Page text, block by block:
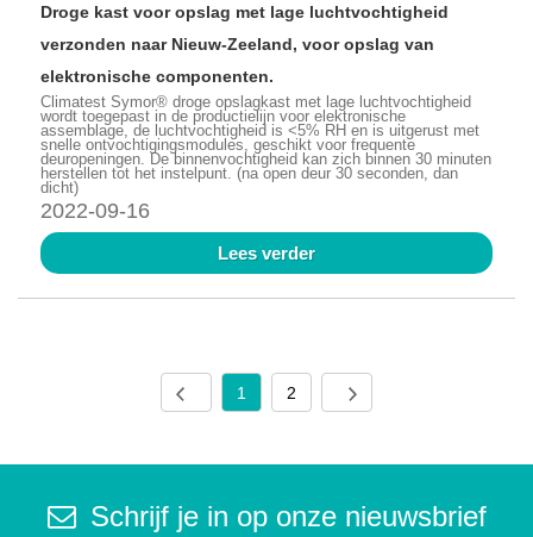
Droge kast voor opslag met lage luchtvochtigheid
verzonden naar Nieuw-Zeeland, voor opslag van
elektronische componenten.
Climatest Symor® droge opslagkast met lage luchtvochtigheid
wordt toegepast in de productielijn voor elektronische
assemblage, de luchtvochtigheid is <5% RH en is uitgerust met
snelle ontvochtigingsmodules, geschikt voor frequente
deuropeningen. De binnenvochtigheid kan zich binnen 30 minuten
herstellen tot het instelpunt. (na open deur 30 seconden, dan
dicht)
2022-09-16
Lees verder
1 2
Schrijf je in op onze nieuwsbrief